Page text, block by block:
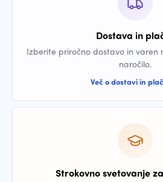
Dostava in
Izberite priročno dostavo in varen
naročilo.
Več o dostavi in
Strokovno svetovanje